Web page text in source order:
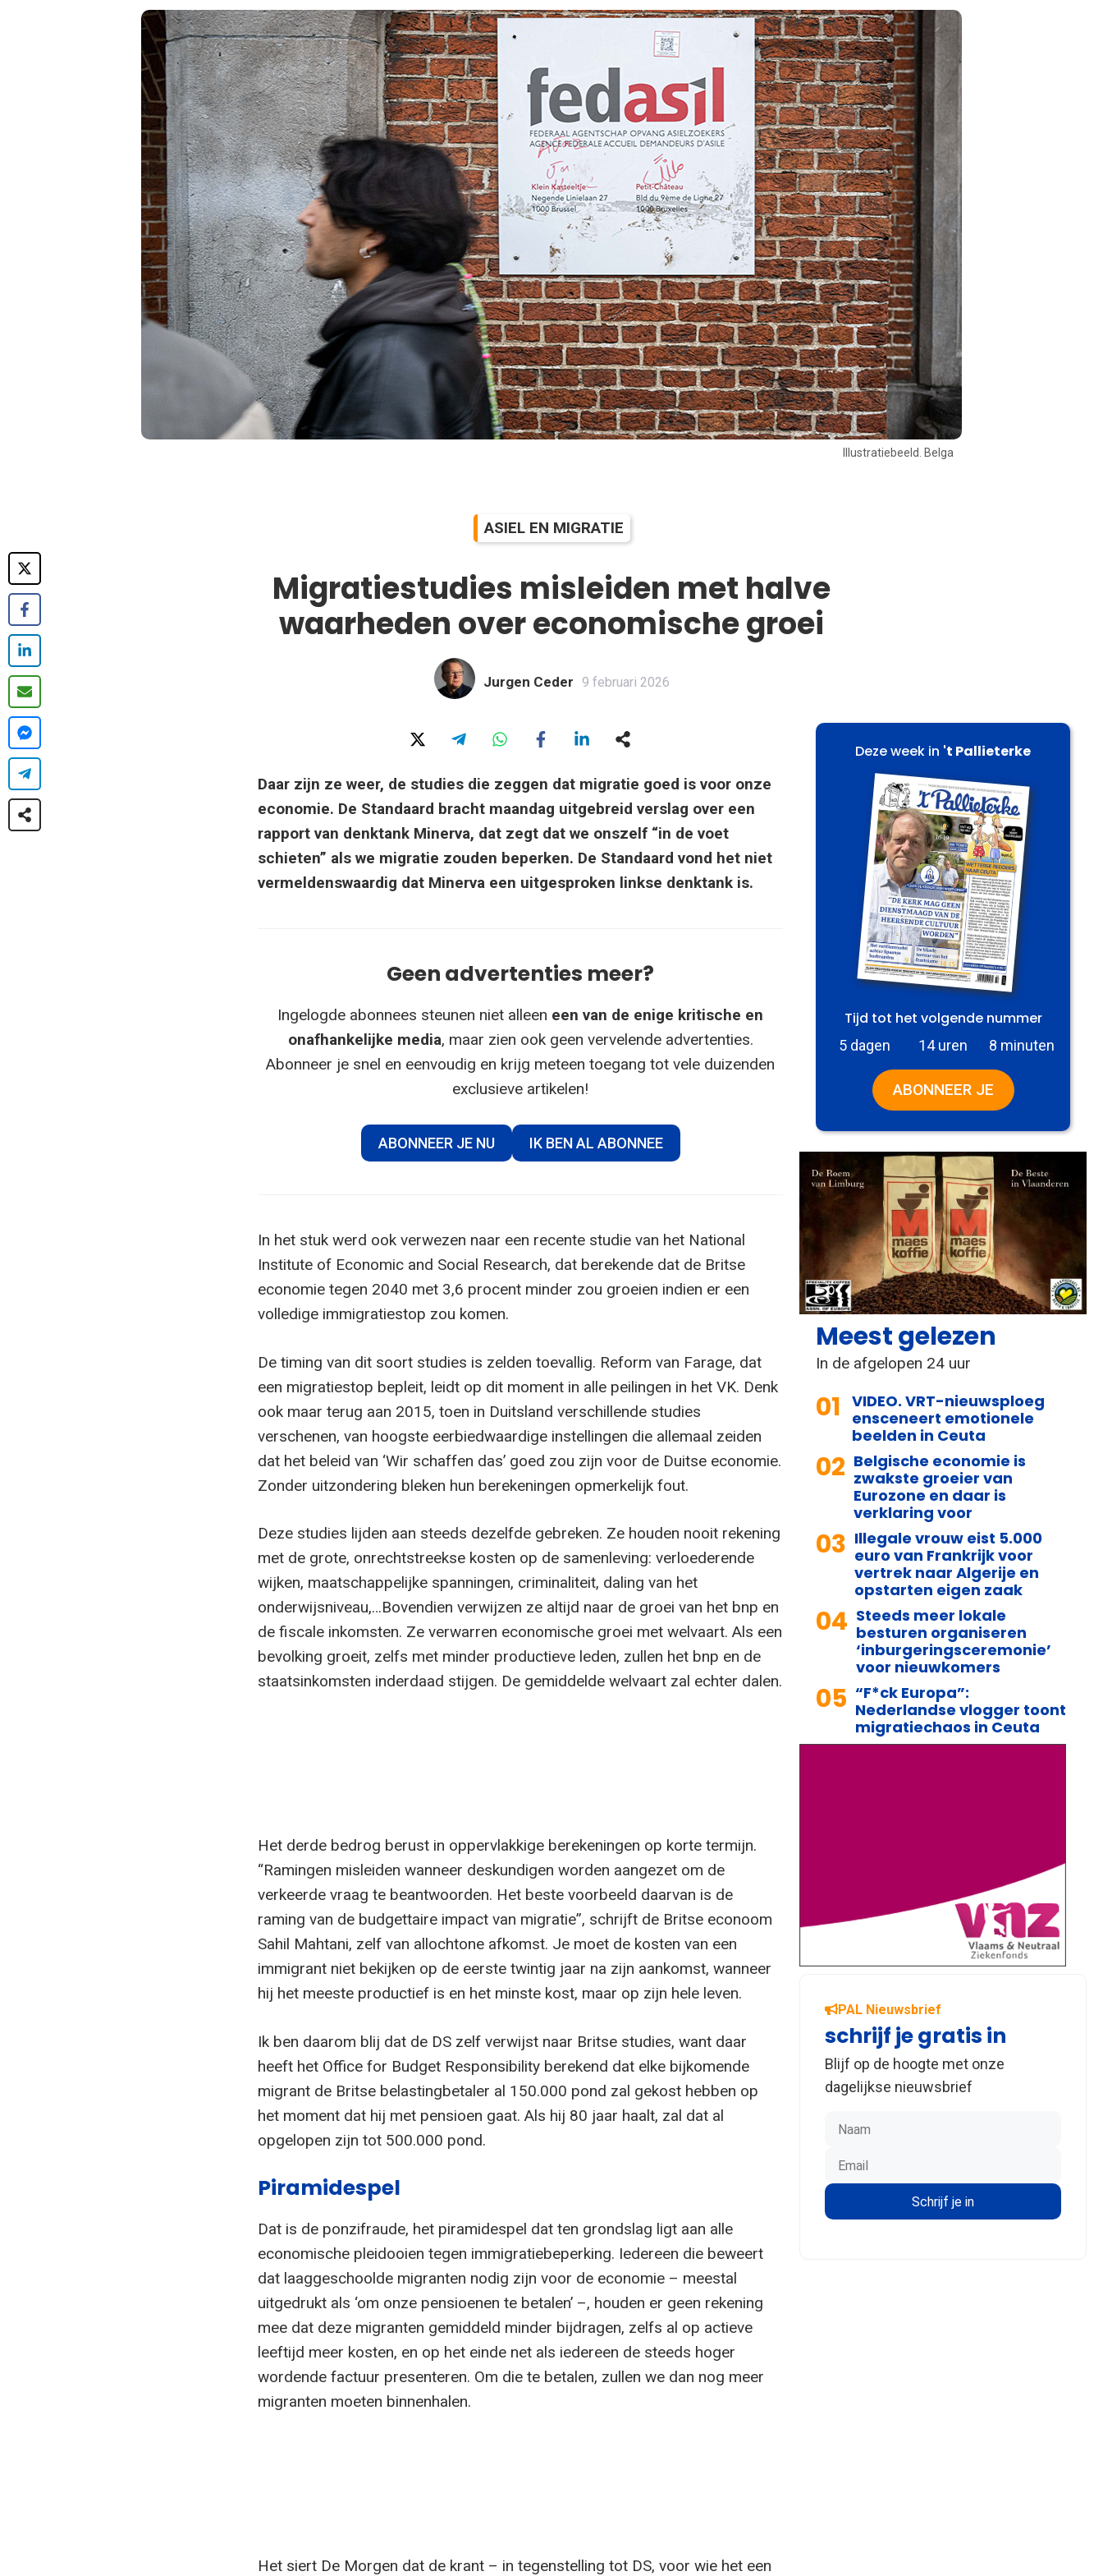
Illustratiebeeld. Belga
ASIEL EN MIGRATIE
Migratiestudies misleiden met halve
waarheden over economische groei
Jurgen Ceder 9 februari 2026
Daar zijn ze weer, de studies die zeggen dat migratie goed is voor onze
economie. De Standaard bracht maandag uitgebreid verslag over een
rapport van denktank Minerva, dat zegt dat we onszelf “in de voet
schieten” als we migratie zouden beperken. De Standaard vond het niet
vermeldenswaardig dat Minerva een uitgesproken linkse denktank is.
Geen advertenties meer?
Ingelogde abonnees steunen niet alleen een van de enige kritische en
onafhankelijke media, maar zien ook geen vervelende advertenties.
Abonneer je snel en eenvoudig en krijg meteen toegang tot vele duizenden
exclusieve artikelen!
ABONNEER JE NU IK BEN AL ABONNEE
In het stuk werd ook verwezen naar een recente studie van het National
Institute of Economic and Social Research, dat berekende dat de Britse
economie tegen 2040 met 3,6 procent minder zou groeien indien er een
volledige immigratiestop zou komen.
De timing van dit soort studies is zelden toevallig. Reform van Farage, dat
een migratiestop bepleit, leidt op dit moment in alle peilingen in het VK. Denk
ook maar terug aan 2015, toen in Duitsland verschillende studies
verschenen, van hoogste eerbiedwaardige instellingen die allemaal zeiden
dat het beleid van ‘Wir schaffen das’ goed zou zijn voor de Duitse economie.
Zonder uitzondering bleken hun berekeningen opmerkelijk fout.
Deze studies lijden aan steeds dezelfde gebreken. Ze houden nooit rekening
met de grote, onrechtstreekse kosten op de samenleving: verloederende
wijken, maatschappelijke spanningen, criminaliteit, daling van het
onderwijsniveau,…Bovendien verwijzen ze altijd naar de groei van het bnp en
de fiscale inkomsten. Ze verwarren economische groei met welvaart. Als een
bevolking groeit, zelfs met minder productieve leden, zullen het bnp en de
staatsinkomsten inderdaad stijgen. De gemiddelde welvaart zal echter dalen.
Het derde bedrog berust in oppervlakkige berekeningen op korte termijn.
“Ramingen misleiden wanneer deskundigen worden aangezet om de
verkeerde vraag te beantwoorden. Het beste voorbeeld daarvan is de
raming van de budgettaire impact van migratie”, schrijft de Britse econoom
Sahil Mahtani, zelf van allochtone afkomst. Je moet de kosten van een
immigrant niet bekijken op de eerste twintig jaar na zijn aankomst, wanneer
hij het meeste productief is en het minste kost, maar op zijn hele leven.
Ik ben daarom blij dat de DS zelf verwijst naar Britse studies, want daar
heeft het Office for Budget Responsibility berekend dat elke bijkomende
migrant de Britse belastingbetaler al 150.000 pond zal gekost hebben op
het moment dat hij met pensioen gaat. Als hij 80 jaar haalt, zal dat al
opgelopen zijn tot 500.000 pond.
Piramidespel
Dat is de ponzifraude, het piramidespel dat ten grondslag ligt aan alle
economische pleidooien tegen immigratiebeperking. Iedereen die beweert
dat laaggeschoolde migranten nodig zijn voor de economie – meestal
uitgedrukt als ‘om onze pensioenen te betalen’ –, houden er geen rekening
mee dat deze migranten gemiddeld minder bijdragen, zelfs al op actieve
leeftijd meer kosten, en op het einde net als iedereen de steeds hoger
wordende factuur presenteren. Om die te betalen, zullen we dan nog meer
migranten moeten binnenhalen.
Het siert De Morgen dat de krant – in tegenstelling tot DS, voor wie het een
Deze week in 't Pallieterke
Tijd tot het volgende nummer
5 dagen 14 uren 8 minuten
ABONNEER JE
Meest gelezen
In de afgelopen 24 uur
01 VIDEO. VRT-nieuwsploeg
ensceneert emotionele
beelden in Ceuta
02 Belgische economie is
zwakste groeier van
Eurozone en daar is
verklaring voor
03 Illegale vrouw eist 5.000
euro van Frankrijk voor
vertrek naar Algerije en
opstarten eigen zaak
04 Steeds meer lokale
besturen organiseren
‘inburgeringsceremonie’
voor nieuwkomers
05 “F*ck Europa”:
Nederlandse vlogger toont
migratiechaos in Ceuta
PAL Nieuwsbrief
schrijf je gratis in
Blijf op de hoogte met onze
dagelijkse nieuwsbrief